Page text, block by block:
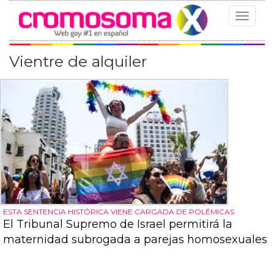
Toggle
Vientre de alquiler
ESTA SENTENCIA HISTÓRICA VIENE CARGADA DE POLÉMICAS
El Tribunal Supremo de Israel permitirá la
maternidad subrogada a parejas homosexuales